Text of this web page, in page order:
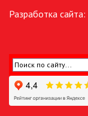
Разработка сайта: